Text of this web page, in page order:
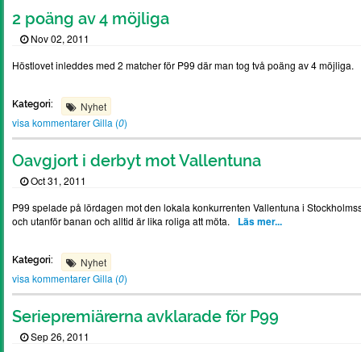
2 poäng av 4 möjliga
Nov 02, 2011
Höstlovet inleddes med 2 matcher för P99 där man tog två poäng av 4 möjliga.
Kategori:
Nyhet
visa kommentarerGilla (0)
Oavgjort i derbyt mot Vallentuna
Oct 31, 2011
P99 spelade på lördagen mot den lokala konkurrenten Vallentuna i
och utanför banan och alltid är lika roliga att möta.
Läs mer...
Kategori:
Nyhet
visa kommentarerGilla (0)
Seriepremiärerna avklarade för P99
Sep 26, 2011